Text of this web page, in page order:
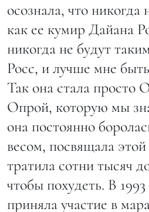
осознала, что никогда
как ее кумир Дайана
никогда не будут
Росс, и лучше мне
Так она стала
Опрой, которую мы
она постоянно
весом, посвящала
тратила сотни тысяч
чтобы похудеть. В
приняла участие в